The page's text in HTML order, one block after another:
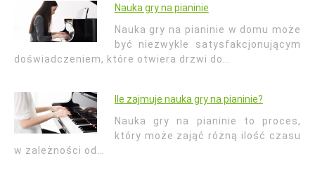
Nauka gry na pianinie
Nauka gry na pianinie w domu może
być niezwykle satysfakcjonującym
doświadczeniem, które otwiera drzwi do…
Ile zajmuje nauka gry na pianinie?
Nauka gry na pianinie to proces,
który może zająć różną ilość czasu
w zależności od…